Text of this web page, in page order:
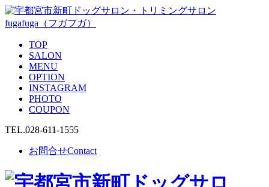
TOP
SALON
MENU
OPTION
INSTAGRAM
PHOTO
COUPON
TEL.028-611-1555
お問合せContact